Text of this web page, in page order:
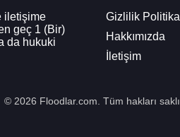
iletişime
geç 1 (Bir)
da hukuki
Gizlilik
Hakkımızda
İletişim
© 2026 Floodlar.com. Tüm hakları